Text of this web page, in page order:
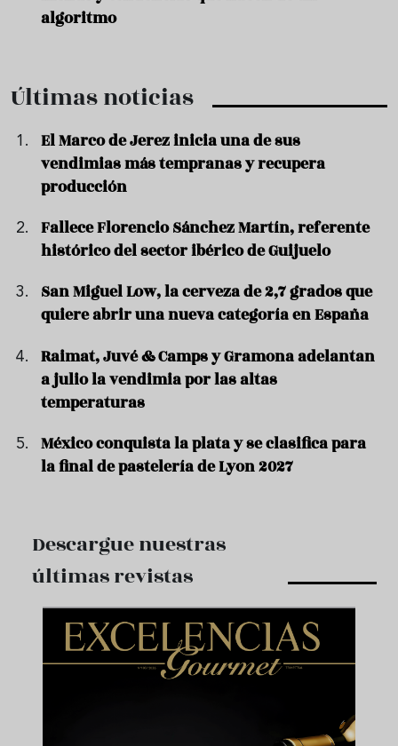
algoritmo
Últimas noticias
El Marco de Jerez inicia una de sus
vendimias más tempranas y recupera
producción
Fallece Florencio Sánchez Martín, referente
histórico del sector ibérico de Guijuelo
San Miguel Low, la cerveza de 2,7 grados que
quiere abrir una nueva categoría en España
Raimat, Juvé & Camps y Gramona adelantan
a julio la vendimia por las altas
temperaturas
México conquista la plata y se clasifica para
la final de pastelería de Lyon 2027
Descargue nuestras
últimas revistas